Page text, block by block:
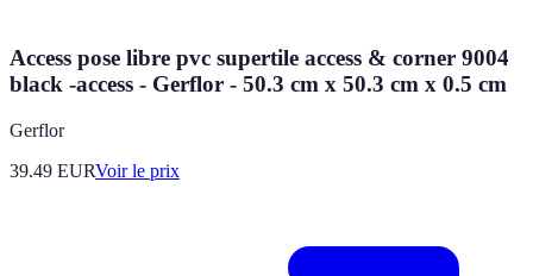
Access pose libre pvc supertile access & corner 9004
black -access - Gerflor - 50.3 cm x 50.3 cm x 0.5 cm
Gerflor
39.49 EURVoir le prix